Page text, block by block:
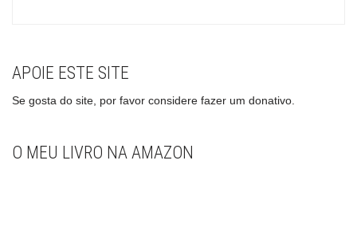
APOIE ESTE SITE
Se gosta do site, por favor considere fazer um donativo.
O MEU LIVRO NA AMAZON